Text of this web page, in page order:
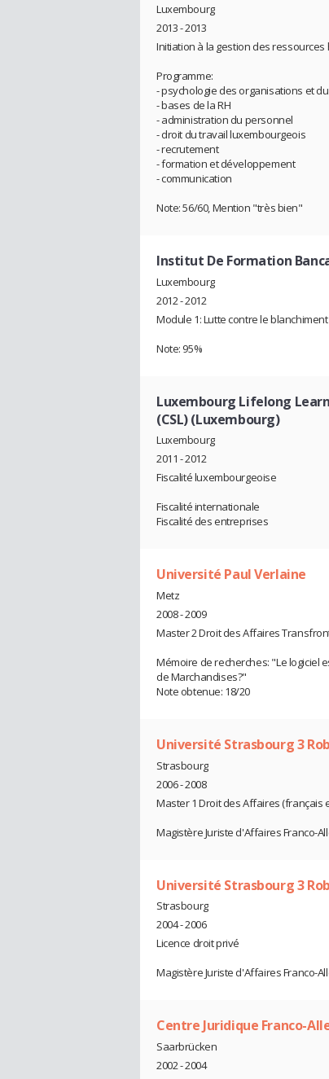
Luxembourg
2013 - 2013
Initiation à la gestion des ressources
Programme:
- psychologie des organisations et
- bases de la RH
- administration du personnel
- droit du travail luxembourgeois
- recrutement
- formation et développement
- communication
Note: 56/60, Mention "très bien"
Institut De Formation
Luxembourg
2012 - 2012
Module 1: Lutte contre le
Note: 95%
Luxembourg Lifelong
(CSL) (Luxembourg)
Luxembourg
2011 - 2012
Fiscalité luxembourgeoise
Fiscalité internationale
Fiscalité des entreprises
Université Paul Verlaine
Metz
2008 - 2009
Master 2 Droit des Affaires
Mémoire de recherches: "Le logiciel
de Marchandises?"
Note obtenue: 18/20
Université Strasbourg 3
Strasbourg
2006 - 2008
Master 1 Droit des Affaires (français
Magistère Juriste d'Affaires Franco-
Université Strasbourg 3
Strasbourg
2004 - 2006
Licence droit privé
Magistère Juriste d'Affaires Franco-
Centre Juridique Franco-
Saarbrücken
2002 - 2004